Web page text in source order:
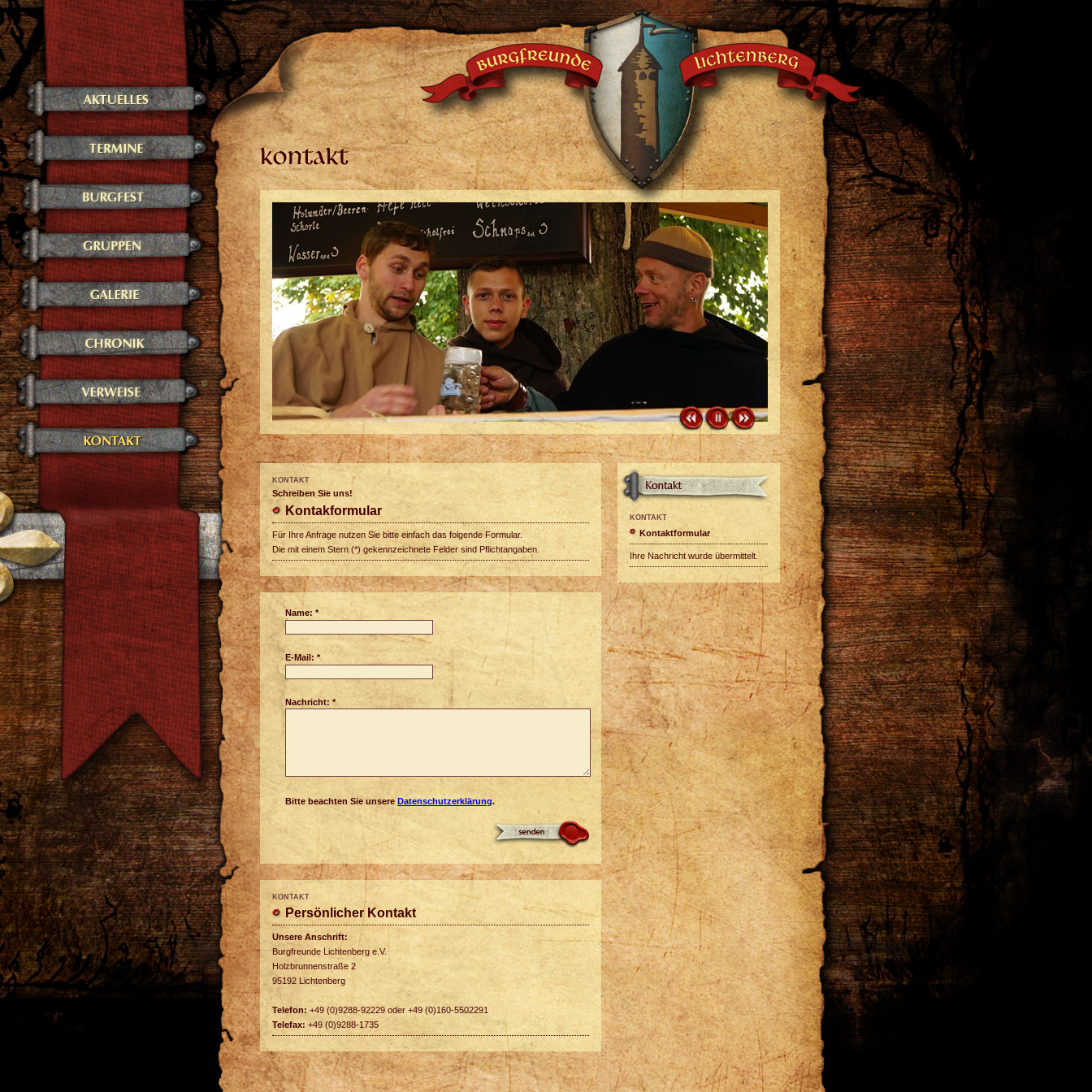
KONTAKT
Schreiben Sie uns!
Kontakformular
Für Ihre Anfrage nutzen Sie bitte einfach das folgende Formular.
Die mit einem Stern (*) gekennzeichnete Felder sind Pflichtangaben.
Name: *
E-Mail: *
Nachricht: *
Bitte beachten Sie unsere Datenschutzerklärung.
KONTAKT
Persönlicher Kontakt
Unsere Anschrift:
Burgfreunde Lichtenberg e.V.
Holzbrunnenstraße 2
95192 Lichtenberg
Telefon: +49 (0)9288-92229 oder +49 (0)160-5502291
Telefax: +49 (0)9288-1735
KONTAKT
Kontaktformular
Ihre Nachricht wurde übermittelt.